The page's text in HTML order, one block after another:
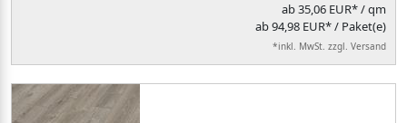
ab35,06 EUR*/ qm
ab 94,98 EUR* / Paket(e)
*inkl. MwSt. zzgl. Versand